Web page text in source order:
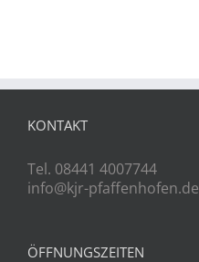
KONTAKT
Tel. 08441 4007744
info@kjr-pfaffenhofen.de
ÖFFNUNGSZEITEN